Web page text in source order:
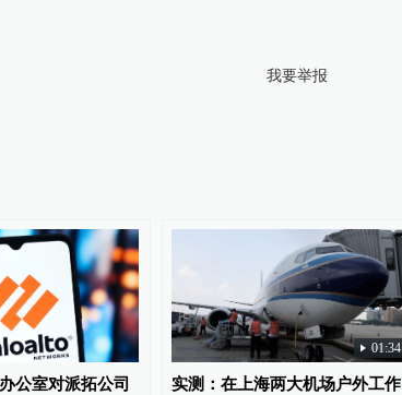
我要举报
公室对派拓公司
01:34
实测：在上海两大机场户外工作